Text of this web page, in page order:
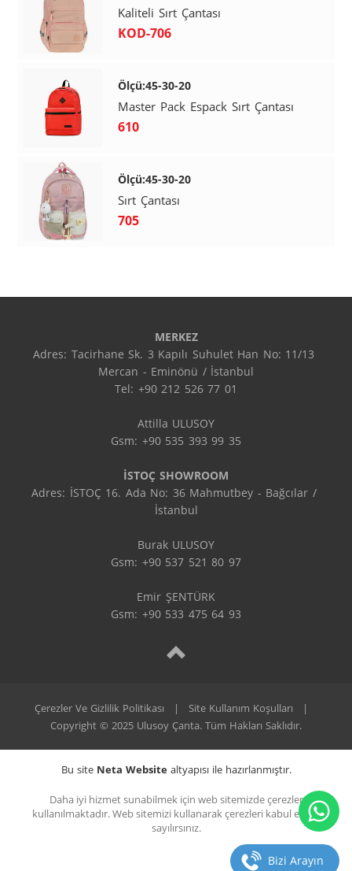
Kaliteli Sırt Çantası
KOD-706
Ölçü:45-30-20
Master Pack Espack Sırt Çantası
610
Ölçü:45-30-20
Sırt Çantası
705
MERKEZ
Adres: Tacirhane Sk. 3 Kapılı Suhulet Han No: 11/13
Mercan - Eminönü / İstanbul
Tel: +90 212 526 77 01
Attilla ULUSOY
Gsm: +90 535 393 99 35
İSTOÇ SHOWROOM
Adres: İSTOÇ 16. Ada No: 36 Mahmutbey - Bağcılar /
İstanbul
Burak ULUSOY
Gsm: +90 537 521 80 97
Emir ŞENTÜRK
Gsm: +90 533 475 64 93
Çerezler Ve Gizlilik Politikası | Site Kullanım Koşulları
|
Copyright © 2025 Ulusoy Çanta. Tüm Hakları Saklıdır.
Bu site Neta Websitealtyapısı ile hazırlanmıştır.
Daha iyi hizmet sunabilmek için web sitemizde çerezler
kullanılmaktadır. Web sitemizi kullanarak çerezleri kabul etmiş
sayılırsınız.
Bizi Arayın